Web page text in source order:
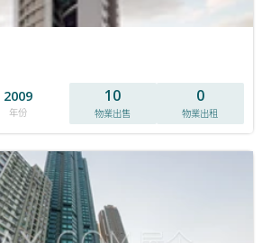
2009
年份
10
物業出售
0
物業出租